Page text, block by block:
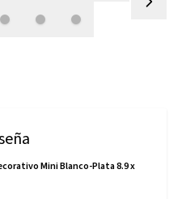
Mini Blanco-Plata 8.9 x